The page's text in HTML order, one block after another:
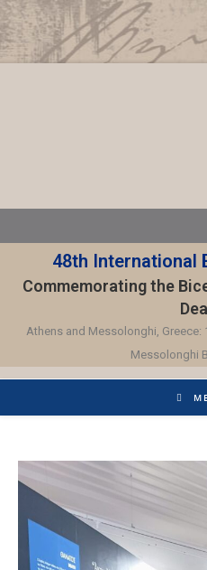
48th International
Commemorating the
Athens and Messolonghi, Greece:
Messolonghi